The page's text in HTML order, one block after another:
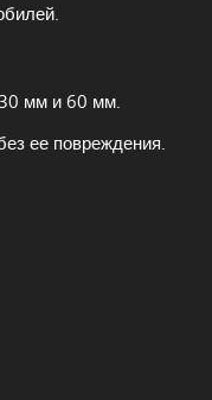
мм и 60 мм.
ее повреждения.